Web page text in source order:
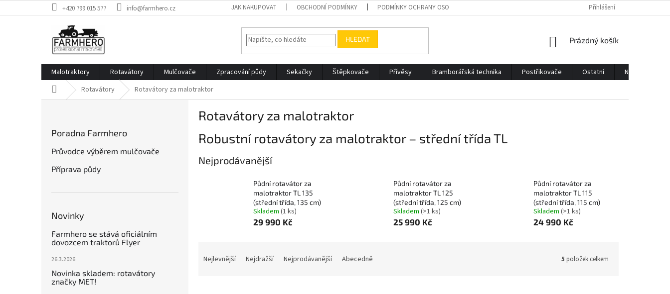
na
+420 799 015 577 info@farmhero.cz JAK NAKUPOVAT OBCHODNÍ PODMÍNKY PODMÍNKY OCHRANY OSOBNÍCH ÚDAJŮ Přihlášení
HLEDAT
NÁKUPNÍ
Prázdný košík
Malotraktory Rotavátory Mulčovače Zpracování půdy Sekačky Štěpkovače Přívěsy Bramborářská technika Postřikovače Ostatní
Náhradní díly
Domů Rotavátory Rotavátory za malotraktor
Poradna Farmhero
Průvodce výběrem mulčovače
Příprava půdy
Novinky
Farmhero se stává oficiálním
dovozcem traktorů Flyer
26.3.2026
Novinka skladem: rotavátory
značky MET!
Rotavátory za malotraktor
Robustní rotavátory za malotraktor – střední třída TL
Nejprodávanější
Půdní rotavátor za
malotraktor TL 135
(střední třída, 135 cm)
Skladem (1 ks)
29 990 Kč
Půdní rotavátor za
malotraktor TL 125
(střední třída, 125 cm)
Skladem (>1 ks)
25 990 Kč
Půdní rotavátor za
malotraktor TL 115
(střední třída, 115 cm)
Skladem (>1 ks)
24 990 Kč
Nejlevnější Nejdražší Nejprodávanější Abecedně 5 položek celkem